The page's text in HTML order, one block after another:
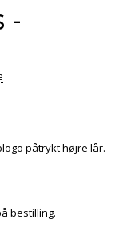
-
påtrykt højre lår.
bestilling.